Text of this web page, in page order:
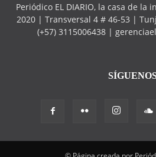
Periódico EL DIARIO, la casa de la
2020 | Transversal 4 # 46-53 |
(+57) 3115006438 |